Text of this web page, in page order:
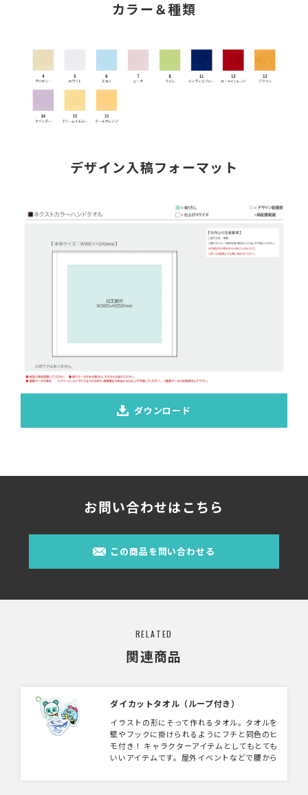
カラー＆種類
デザイン入稿フォーマット
ダウンロード
お問い合わせはこちら
この商品を問い合わせる
RELATED
関連商品
ダイカットタオル（ループ付き）
イラストの形にそって作れるタオル。タオルを
壁やフックに掛けられるようにフチと同色のヒ
モ付き！ キャラクターアイテムとしてもとても
いいアイテムです。屋外イベントなどで腰から